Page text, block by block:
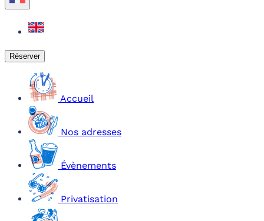
Réserver
Accueil
Nos adresses
Évènements
Privatisation